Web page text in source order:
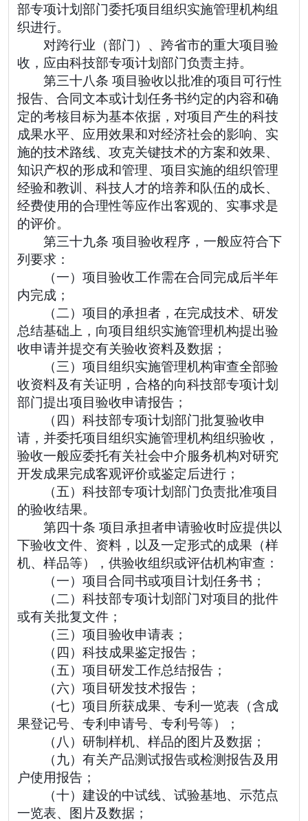
部专项计划部门委托项目组织实施管理机构组
织进行。
对跨行业（部门）、跨省市的重大项目验
收，应由科技部专项计划部门负责主持。
第三十八条 项目验收以批准的项目可行性
报告、合同文本或计划任务书约定的内容和确
定的考核目标为基本依据，对项目产生的科技
成果水平、应用效果和对经济社会的影响、实
施的技术路线、攻克关键技术的方案和效果、
知识产权的形成和管理、项目实施的组织管理
经验和教训、科技人才的培养和队伍的成长、
经费使用的合理性等应作出客观的、实事求是
的评价。
第三十九条 项目验收程序，一般应符合下
列要求：
（一）项目验收工作需在合同完成后半年
内完成；
（二）项目的承担者，在完成技术、研发
总结基础上，向项目组织实施管理机构提出验
收申请并提交有关验收资料及数据；
（三）项目组织实施管理机构审查全部验
收资料及有关证明，合格的向科技部专项计划
部门提出项目验收申请报告；
（四）科技部专项计划部门批复验收申
请，并委托项目组织实施管理机构组织验收，
验收一般应委托有关社会中介服务机构对研究
开发成果完成客观评价或鉴定后进行；
（五）科技部专项计划部门负责批准项目
的验收结果。
第四十条 项目承担者申请验收时应提供以
下验收文件、资料，以及一定形式的成果（样
机、样品等），供验收组织或评估机构审查：
（一）项目合同书或项目计划任务书；
（二）科技部专项计划部门对项目的批件
或有关批复文件；
（三）项目验收申请表；
（四）科技成果鉴定报告；
（五）项目研发工作总结报告；
（六）项目研发技术报告；
（七）项目所获成果、专利一览表（含成
果登记号、专利申请号、专利号等）；
（八）研制样机、样品的图片及数据；
（九）有关产品测试报告或检测报告及用
户使用报告；
（十）建设的中试线、试验基地、示范点
一览表、图片及数据；